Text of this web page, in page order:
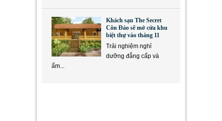
Khách sạn The Secret
Côn Đảo sẽ mở cửa khu
biệt thự vào tháng 11
Trải nghiệm nghỉ
dưỡng đẳng cấp và
ẩm...